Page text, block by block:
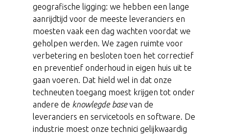
geografische ligging: we hebben een lange
aanrijdtijd voor de meeste leveranciers en
moesten vaak een dag wachten voordat we
geholpen werden. We zagen ruimte voor
verbetering en besloten toen het correctief
en preventief onderhoud in eigen huis uit te
gaan voeren. Dat hield wel in dat onze
techneuten toegang moest krijgen tot onder
andere de knowlegde basevan de
leveranciers en servicetools en software. De
industrie moest onze technici gelijkwaardig